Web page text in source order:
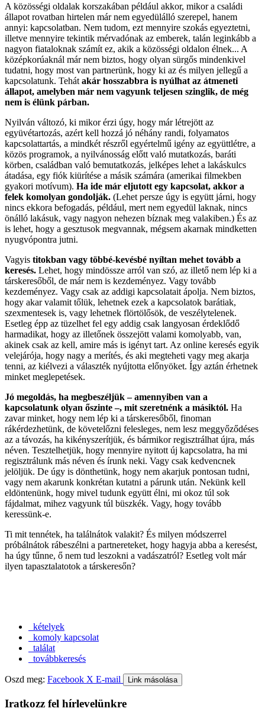
A közösségi oldalak korszakában például akkor, mikor a családi
állapot rovatban hirtelen már nem egyedülálló szerepel, hanem
annyi: kapcsolatban. Nem tudom, ezt mennyire szokás egyeztetni,
illetve mennyire tekintik mérvadónak az emberek, talán leginkább a
nagyon fiataloknak számít ez, akik a közösségi oldalon élnek... A
középkorúaknál már nem biztos, hogy olyan sürgős mindenkivel
tudatni, hogy most van partnerünk, hogy ki az és milyen jellegű a
kapcsolatunk. Tehát akár hosszabbra is nyúlhat az átmeneti
állapot, amelyben már nem vagyunk teljesen szinglik, de még
nem is élünk párban.
Nyilván változó, ki mikor érzi úgy, hogy már létrejött az
együvétartozás, azért kell hozzá jó néhány randi, folyamatos
kapcsolattartás, a mindkét részről egyértelmű igény az együttlétre, a
közös programok, a nyilvánosság előtt való mutatkozás, baráti
körben, családban való bemutatkozás, jelképes lehet a lakáskulcs
átadása, egy fiók kiürítése a másik számára (amerikai filmekben
gyakori motívum). Ha ide már eljutott egy kapcsolat, akkor a
felek komolyan gondolják. (Lehet persze úgy is együtt járni, hogy
nincs ekkora befogadás, például, mert nem egyedül laknak, nincs
önálló lakásuk, vagy nagyon nehezen bíznak meg valakiben.) És az
is lehet, hogy a gesztusok megvannak, mégsem akarnak mindketten
nyugvópontra jutni.
Vagyis titokban vagy többé-kevésbé nyíltan mehet tovább a
keresés. Lehet, hogy mindössze arról van szó, az illető nem lép ki a
társkeresőből, de már nem is kezdeményez. Vagy tovább
kezdeményez. Vagy csak az addigi kapcsolatait ápolja. Nem biztos,
hogy akar valamit tőlük, lehetnek ezek a kapcsolatok barátiak,
szexmentesek is, vagy lehetnek flörtölősök, de veszélytelenek.
Esetleg épp az tüzelhet fel egy addig csak langyosan érdeklődő
harmadikat, hogy az illetőnek összejött valami komolyabb, van,
akinek csak az kell, amire más is igényt tart. Az online keresés egyik
velejárója, hogy nagy a merítés, és aki megteheti vagy meg akarja
tenni, az kiélvezi a választék nyújtotta előnyöket. Így aztán érhetnek
minket meglepetések.
Jó megoldás, ha megbeszéljük – amennyiben van a
kapcsolatunk olyan őszinte –, mit szeretnénk a másiktól. Ha
zavar minket, hogy nem lép ki a társkeresőből, finoman
rákérdezhetünk, de követelőzni felesleges, nem lesz meggyőződéses
az a távozás, ha kikényszerítjük, és bármikor regisztrálhat újra, más
néven. Tesztelhetjük, hogy mennyire nyitott új kapcsolatra, ha mi
regisztrálunk más néven és írunk neki. Vagy csak kedvencnek
jelöljük. De úgy is dönthetünk, hogy nem akarjuk pontosan tudni,
vagy nem akarunk konkrétan kutatni a párunk után. Nekünk kell
eldöntenünk, hogy mivel tudunk együtt élni, mi okoz túl sok
fájdalmat, mihez vagyunk túl büszkék. Vagy, hogy tovább
keressünk-e.
Ti mit tennétek, ha találnátok valakit? És milyen módszerrel
próbálnátok rábeszélni a partnereteket, hogy hagyja abba a keresést,
ha úgy tűnne, ő nem tud leszokni a vadászatról? Esetleg volt már
ilyen tapasztalatotok a társkeresőn?
kételyek
komoly kapcsolat
találat
továbbkeresés
Oszd meg: Facebook X E-mail Link másolása
Iratkozz fel hírlevelünkre